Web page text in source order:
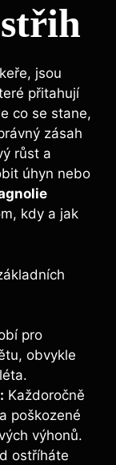
jsou‍
přitahují
⁣co se stane,
zásah
růst a
úhyn nebo⁢
kdy a jak
pro
obvykle
Každoročně
⁤poškozené
⁢výhonů.
ostříháte